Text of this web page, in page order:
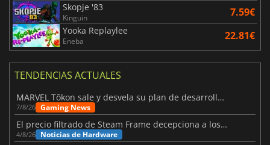
Skopje '83
Kinguin 7.59€
Yooka Replaylee
Eneba 22.81€
TENDENCIAS ACTUALES
MARVEL Tōkon sale y desvela su plan de desarrollo para el primer año
7/8/26 Gaming News
El precio filtrado de Steam Frame decepciona a los usuarios
4/8/26 Noticias de Hardware